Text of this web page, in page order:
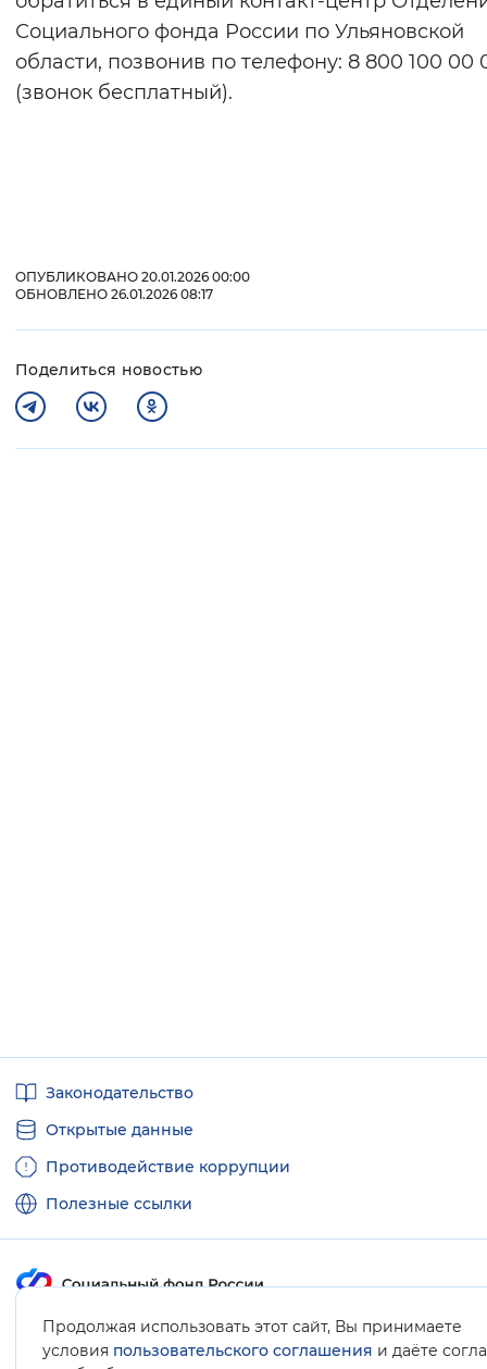
Социального фонда России по Ульяновской
области, позвонив по телефону: 8 800 100 00
(звонок бесплатный).
ОПУБЛИКОВАНО 20.01.2026 00:00
ОБНОВЛЕНО 26.01.2026 08:17
Поделиться новостью
Продолжая использовать этот сайт, Вы принимаете
условия пользовательского соглашения и даёте
ссылкиЗаконодательство
Открытые данные
Противодействие коррупции
Полезные ссылки
Карта сайта